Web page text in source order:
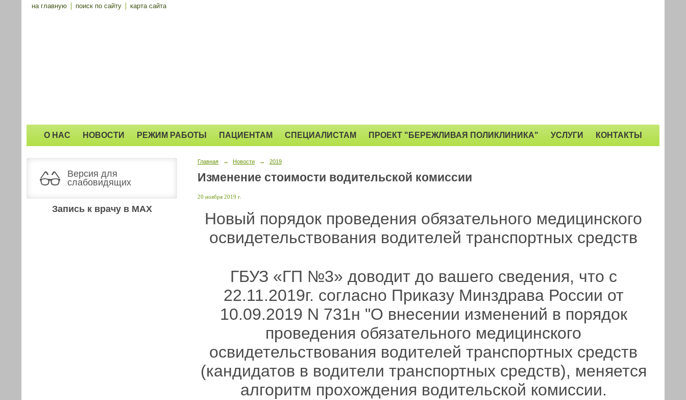
на главную поиск по сайту карта сайта
О НАС НОВОСТИ РЕЖИМ РАБОТЫ ПАЦИЕНТАМ СПЕЦИАЛИСТАМ ПРОЕКТ "БЕРЕЖЛИВАЯ ПОЛИКЛИНИКА" УСЛУГИ КОНТАКТЫ
Версия для
слабовидящих
Запись к врачу в MAX
Главная → Новости → 2019
Изменение стоимости водительской комиссии
20 ноября 2019 г.
Новый порядок проведения обязательного медицинского
освидетельствования водителей транспортных средств
ГБУЗ «ГП №3» доводит до вашего сведения, что с
22.11.2019г. согласно Приказу Минздрава России от
10.09.2019 N 731н "О внесении изменений в порядок
проведения обязательного медицинского
освидетельствования водителей транспортных средств
(кандидатов в водители транспортных средств), меняется
алгоритм прохождения водительской комиссии.